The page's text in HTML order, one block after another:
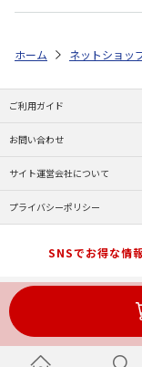
ホーム ネットショッ
ご利用ガイド
お問い合わせ
サイト運営会社について
プライバシーポリシー
SNSでお得な情